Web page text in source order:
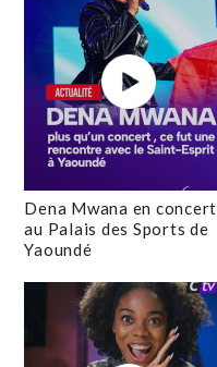
Dena Mwana en concert
au Palais des Sports de
Yaoundé